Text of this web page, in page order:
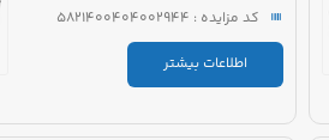
کد مزایده : 5821400404002944
اطلاعات بیشتر